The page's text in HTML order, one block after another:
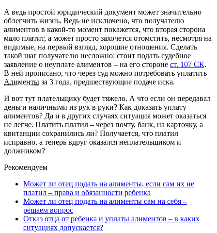
А ведь простой юридический документ может значительно
облегчить жизнь. Ведь не исключено, что получателю
алиментов в какой-то момент покажется, что вторая сторона
мало платит, а может просто захочется отомстить, несмотря на
видимые, на первый взгляд, хорошие отношения. Сделать
такой шаг получателю несложно: стоит подать судебное
заявление о неуплате алиментов – на его стороне ст. 107 СК.
В ней прописано, что через суд можно потребовать уплатить
Алименты за 3 года, предшествующие подаче иска.
И вот тут плательщику будет тяжело. А что если он передавал
деньги наличными из рук в руки? Как доказать уплату
алиментов? Да и в других случаях ситуация может оказаться
не легче. Платить платил – через почту, банк, на карточку, а
квитанции сохранились ли? Получается, что платил
исправно, а теперь вдруг оказался неплательщиком и
должником?
Рекомендуем
Может ли отец подать на алименты, если сам их не
платил – права и обязанности ребенка
Может ли отец подать на алименты сам на себя –
решаем вопрос
Отказ отца от ребенка и уплаты алиментов – в каких
ситуациях допускается?